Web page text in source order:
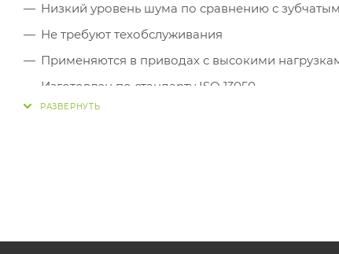
Низкий уровень шума по сравнению с
Не требуют техобслуживания
Применяются в приводах с высокими
Изготовлен по стандарту ISO 13050
Антистатические свойства согласно стандарту
Cтандартная длина рулона 30 м